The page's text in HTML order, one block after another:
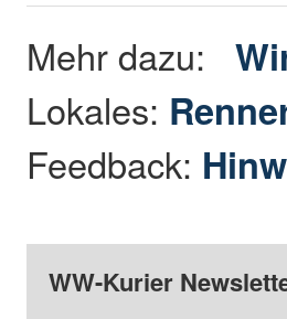
Mehr dazu:
Lokales:
Feedback:
WW-Kurier